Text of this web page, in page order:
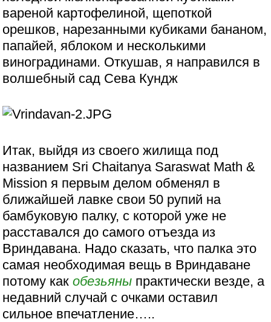
вареной картофелиной, щепоткой
орешков, нарезанными кубиками бананом,
папайей, яблоком и несколькими
виноградинами. Откушав, я направился в
волшебный сад Сева Кундж
Итак, выйдя из своего жилища под
названием Sri Chaitanya Saraswat Math &
Mission я первым делом обменял в
ближайшей лавке свои 50 рупий на
бамбуковую палку, с которой уже не
расставался до самого отъезда из
Вриндавана. Надо сказать, что палка это
самая необходимая вещь в Вриндаване
потому какобезьяны практически везде, а
недавний случай с очками оставил
сильное впечатление…..